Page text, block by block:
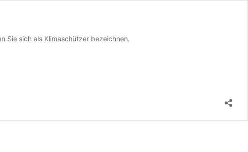
Sie sich als Klimaschützer bezeichnen.